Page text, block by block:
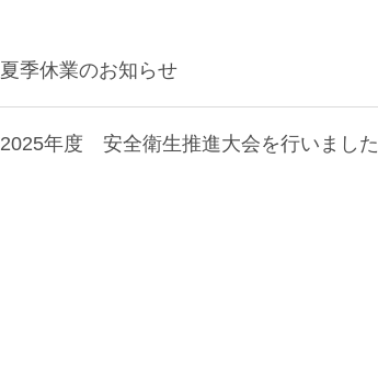
夏季休業のお知らせ
2025年度 安全衛生推進大会を行いました